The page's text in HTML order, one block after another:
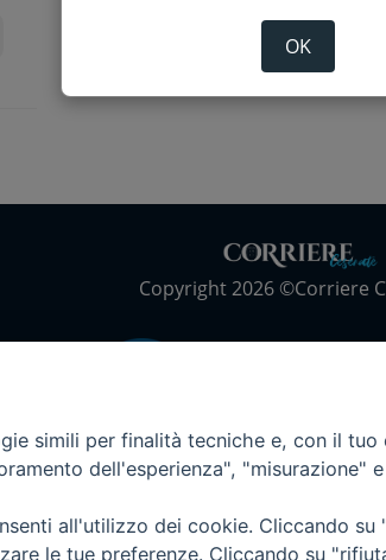
Copyright 2026 ©Corriere
OK
simili per finalità tecniche e, con il
dell'esperienza", "misurazione"
all'utilizzo dei cookie. Cliccando
le tue preferenze. Cliccando su